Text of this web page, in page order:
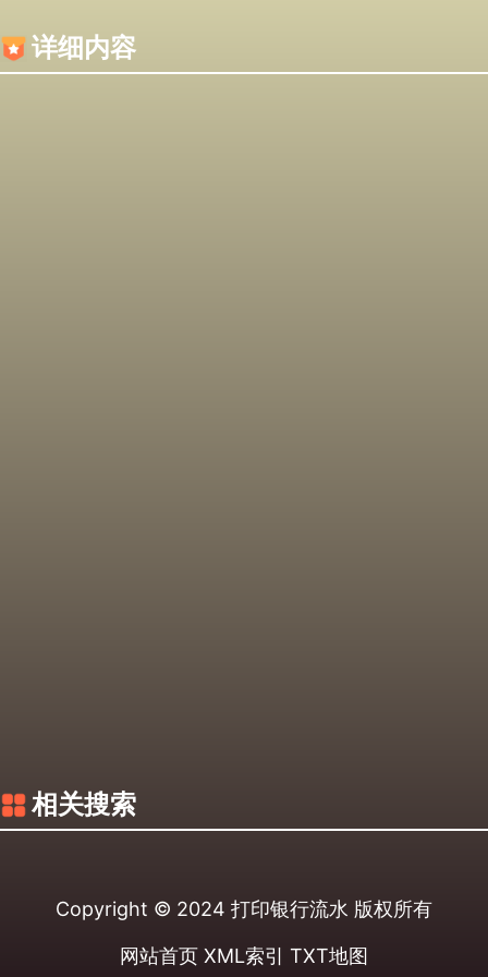
详细内容
相关搜索
Copyright © 2024 打印银行流水 版权所有
网站首页 XML索引 TXT地图